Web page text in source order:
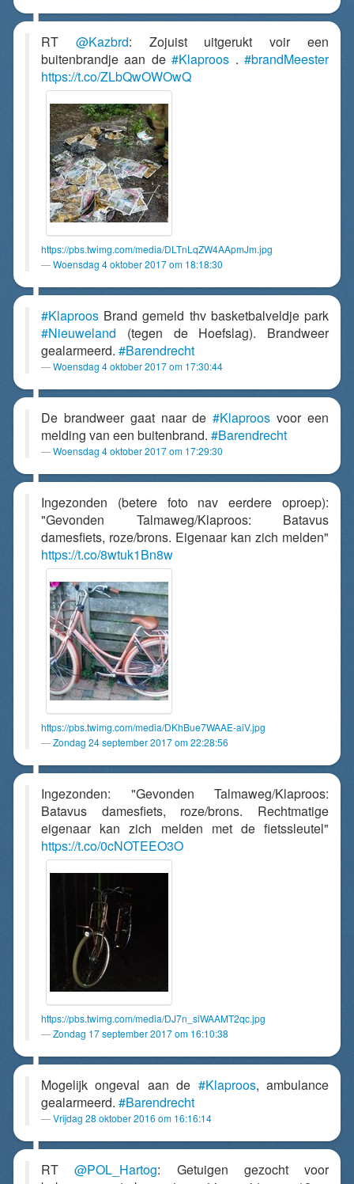
RT @Kazbrd: Zojuist uitgerukt voir een
buitenbrandje aan de#Klaproos .#brandMeester
https://t.co/ZLbQwOWOwQ
https://pbs.twimg.com/media/DLTnLqZW4AApmJm.jpg
Woensdag 4 oktober 2017 om 18:18:30
#Klaproos Brand gemeld thv basketbalveldje park
#Nieuweland (tegen de Hoefslag). Brandweer
gealarmeerd. #Barendrecht
Woensdag 4 oktober 2017 om 17:30:44
De brandweer gaat naar de#Klaproos voor een
melding van een buitenbrand. #Barendrecht
Woensdag 4 oktober 2017 om 17:29:30
Ingezonden (betere foto nav eerdere oproep):
"Gevonden Talmaweg/Klaproos: Batavus
damesfiets, roze/brons. Eigenaar kan zich melden"
https://t.co/8wtuk1Bn8w
https://pbs.twimg.com/media/DKhBue7WAAE-aiV.jpg
Zondag 24 september 2017 om 22:28:56
Ingezonden: "Gevonden Talmaweg/Klaproos:
Batavus damesfiets, roze/brons. Rechtmatige
eigenaar kan zich melden met de fietssleutel"
https://t.co/0cNOTEEO3O
https://pbs.twimg.com/media/DJ7n_siWAAMT2qc.jpg
Zondag 17 september 2017 om 16:10:38
Mogelijk ongeval aan de #Klaproos, ambulance
gealarmeerd. #Barendrecht
Vrijdag 28 oktober 2016 om 16:16:14
RT@POL_Hartog: Getuigen gezocht voor